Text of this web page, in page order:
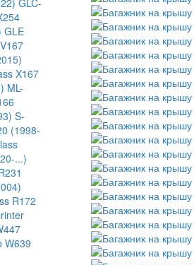
GLC-
GLE
X167
ML-
S-
(1998-
...)
R172
W639